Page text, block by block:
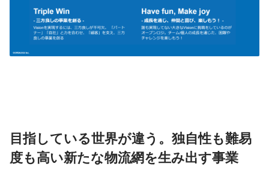
目指している世界が違う。独自性も難易
度も高い新たな物流網を生み出す事業